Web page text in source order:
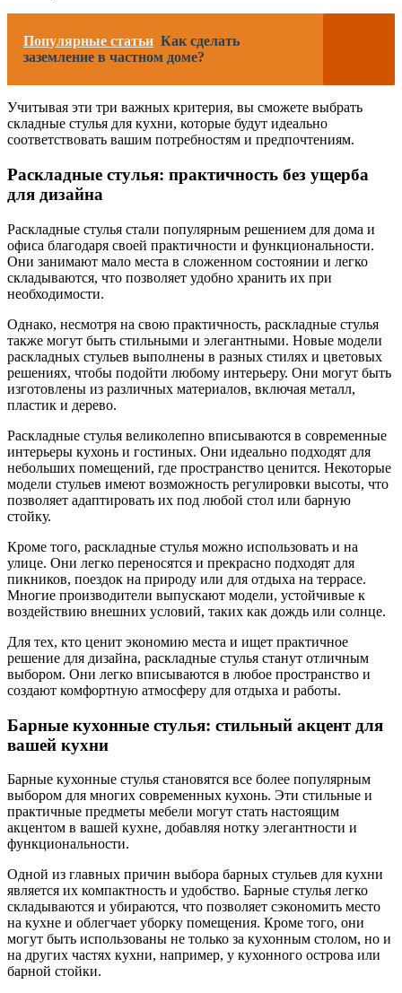
Популярные статьи Как сделать
заземление в частном доме?
Учитывая эти три важных критерия, вы сможете выбрать
складные стулья для кухни, которые будут идеально
соответствовать вашим потребностям и предпочтениям.
Раскладные стулья: практичность без ущерба
для дизайна
Раскладные стулья стали популярным решением для дома и
офиса благодаря своей практичности и функциональности.
Они занимают мало места в сложенном состоянии и легко
складываются, что позволяет удобно хранить их при
необходимости.
Однако, несмотря на свою практичность, раскладные стулья
также могут быть стильными и элегантными. Новые модели
раскладных стульев выполнены в разных стилях и цветовых
решениях, чтобы подойти любому интерьеру. Они могут быть
изготовлены из различных материалов, включая металл,
пластик и дерево.
Раскладные стулья великолепно вписываются в современные
интерьеры кухонь и гостиных. Они идеально подходят для
небольших помещений, где пространство ценится. Некоторые
модели стульев имеют возможность регулировки высоты, что
позволяет адаптировать их под любой стол или барную
стойку.
Кроме того, раскладные стулья можно использовать и на
улице. Они легко переносятся и прекрасно подходят для
пикников, поездок на природу или для отдыха на террасе.
Многие производители выпускают модели, устойчивые к
воздействию внешних условий, таких как дождь или солнце.
Для тех, кто ценит экономию места и ищет практичное
решение для дизайна, раскладные стулья станут отличным
выбором. Они легко вписываются в любое пространство и
создают комфортную атмосферу для отдыха и работы.
Барные кухонные стулья: стильный акцент для
вашей кухни
Барные кухонные стулья становятся все более популярным
выбором для многих современных кухонь. Эти стильные и
практичные предметы мебели могут стать настоящим
акцентом в вашей кухне, добавляя нотку элегантности и
функциональности.
Одной из главных причин выбора барных стульев для кухни
является их компактность и удобство. Барные стулья легко
складываются и убираются, что позволяет сэкономить место
на кухне и облегчает уборку помещения. Кроме того, они
могут быть использованы не только за кухонным столом, но и
на других частях кухни, например, у кухонного острова или
барной стойки.